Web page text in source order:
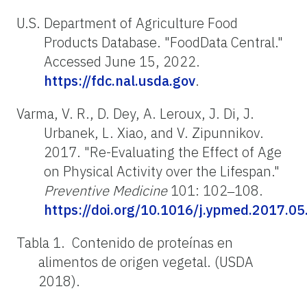
U.S. Department of Agriculture Food
Products Database. "FoodData Central."
Accessed June 15, 2022.
https://fdc.nal.usda.gov.
Varma, V. R., D. Dey, A. Leroux, J. Di, J.
Urbanek, L. Xiao, and V. Zipunnikov.
2017. "Re-Evaluating the Effect of Age
on Physical Activity over the Lifespan."
Preventive Medicine101: 102‒108.
https://doi.org/10.1016/
Tabla 1. Contenido de proteínas en
alimentos de origen vegetal. (USDA
2018).